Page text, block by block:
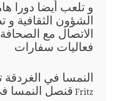
و تلعب أيضا دورا
الشؤون الثقافية و
الاتصال مع الصحافة
فعاليات سفارات
النمسا في الغردقة
Fritz قنصل النمسا